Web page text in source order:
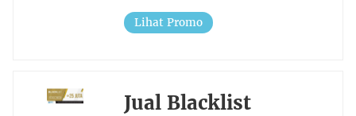
Lihat Promo
Jual Blacklist